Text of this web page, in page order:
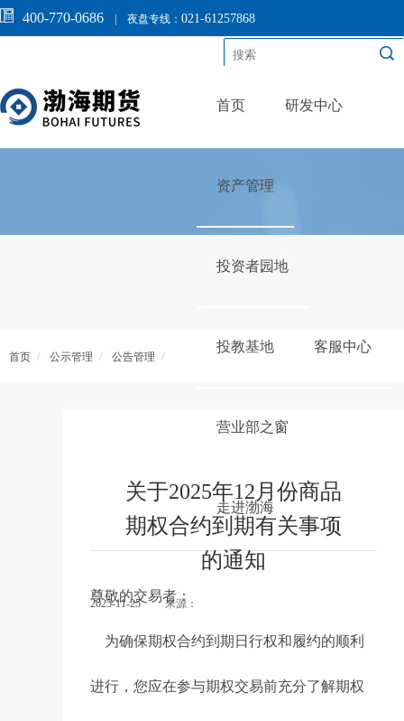
400-770-0686 夜盘专线： 021-61257868
首页 研发中心
资产管理
投资者园地
投教基地 客服中心
营业部之窗
走进渤海
首页 / 公示管理 / 公告管理 /
关于2025年12月份商品
期权合约到期有关事项
的通知
2025-11-25 来源：
尊敬的交易者：
为确保期权合约到期日行权和履约的顺利
进行，您应在参与期权交易前充分了解期权